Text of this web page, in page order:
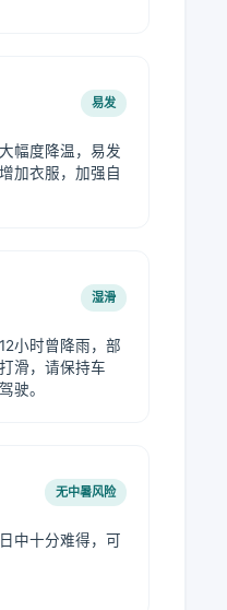
易发
幅度降温，易发
加衣服，加强自
湿滑
小时曾降雨，部
滑，请保持车
驶。
无中暑风险
中十分难得，可